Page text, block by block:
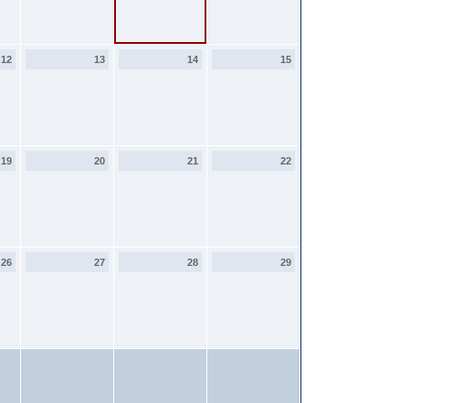
12 13 14 15
19 20 21 22
26 27 28 29